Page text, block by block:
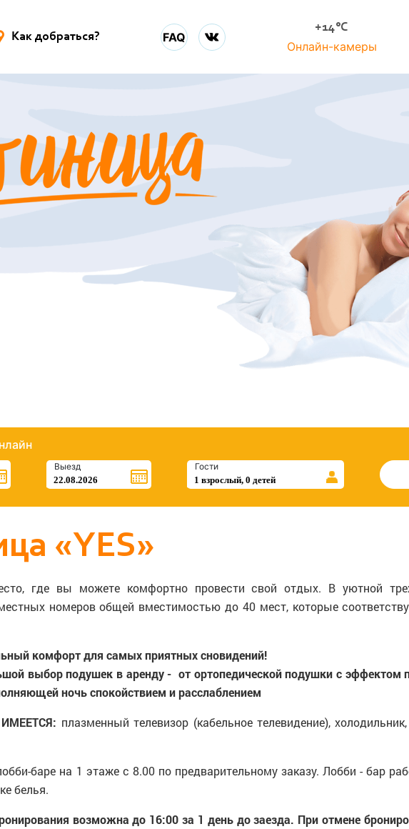
Как добраться? FAQ
+14°C
Онлайн-камеры
Выезд Гости
«YES»
где вы можете комфортно провести свой отдых. В уютной
номеров общей вместимостью до 40 мест, которые
комфорт для самых приятных сновидений!
выбор подушек в аренду - от ортопедической подушки с
ночь спокойствием и расслаблением
плазменный телевизор (кабельное телевидение),
баре на 1 этаже с 8.00 по предварительному заказу. Лобби - бар
белья.
возможна до 16:00 за 1 день до заезда. При отмене